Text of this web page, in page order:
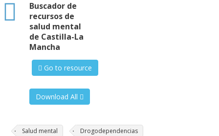
Buscador de
recursos de
salud mental
de Castilla-La
Mancha
html
Go to resource
Download All
Salud mental
Drogodependencias